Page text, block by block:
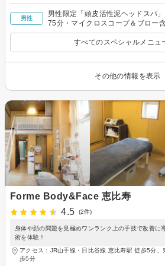
男性
男性限定「頭皮活性泥ヘッドスパ
75分・マイクロスコープ＆ブロー
すべてのスペシャルメニュ
その他の情報を表示
Forme Body&Face 恵比寿
4.5
(2件)
身体や顔の問題を見極めワンランク上の手技で改善に
術を体験！
アクセス：JR山手線・日比谷線 恵比寿駅 徒歩5分
歩5分